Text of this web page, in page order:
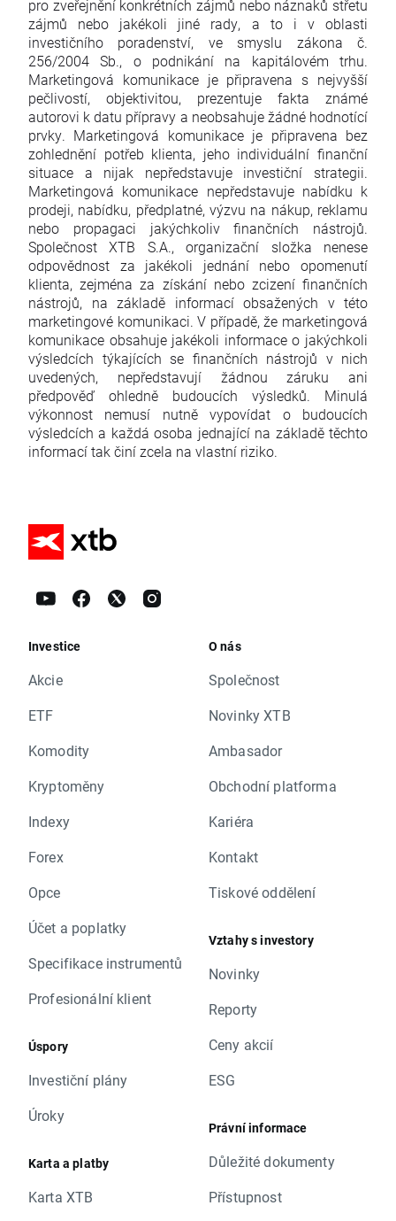
pro zveřejnění konkrétních zájmů nebo náznaků střetu
zájmů nebo jakékoli jiné rady, a to i v oblasti
investičního poradenství, ve smyslu zákona č.
256/2004 Sb., o podnikání na kapitálovém trhu.
Marketingová komunikace je připravena s nejvyšší
pečlivostí, objektivitou, prezentuje fakta známé
autorovi k datu přípravy a neobsahuje žádné hodnotící
prvky. Marketingová komunikace je připravena bez
zohlednění potřeb klienta, jeho individuální finanční
situace a nijak nepředstavuje investiční strategii.
Marketingová komunikace nepředstavuje nabídku k
prodeji, nabídku, předplatné, výzvu na nákup, reklamu
nebo propagaci jakýchkoliv finančních nástrojů.
Společnost XTB S.A., organizační složka nenese
odpovědnost za jakékoli jednání nebo opomenutí
klienta, zejména za získání nebo zcizení finančních
nástrojů, na základě informací obsažených v této
marketingové komunikaci. V případě, že marketingová
komunikace obsahuje jakékoli informace o jakýchkoli
výsledcích týkajících se finančních nástrojů v nich
uvedených, nepředstavují žádnou záruku ani
předpověď ohledně budoucích výsledků. Minulá
výkonnost nemusí nutně vypovídat o budoucích
výsledcích a každá osoba jednající na základě těchto
informací tak činí zcela na vlastní riziko.
Investice
Akcie
ETF
Komodity
Kryptoměny
Indexy
Forex
Opce
Účet a poplatky
Specifikace instrumentů
Profesionální klient
Úspory
Investiční plány
Úroky
Karta a platby
Karta XTB
O nás
Společnost
Novinky XTB
Ambasador
Obchodní platforma
Kariéra
Kontakt
Tiskové oddělení
Vztahy s investory
Novinky
Reporty
Ceny akcií
ESG
Právní informace
Důležité dokumenty
Přístupnost